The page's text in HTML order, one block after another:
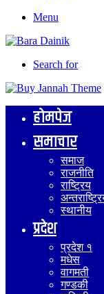
Menu
Search for
होमपेज
समाचार
समाज
राजनीति
राष्ट्रिय
स्थानीय
प्रदेश
प्रदेश १
मधेस
वागमती
गण्डकी